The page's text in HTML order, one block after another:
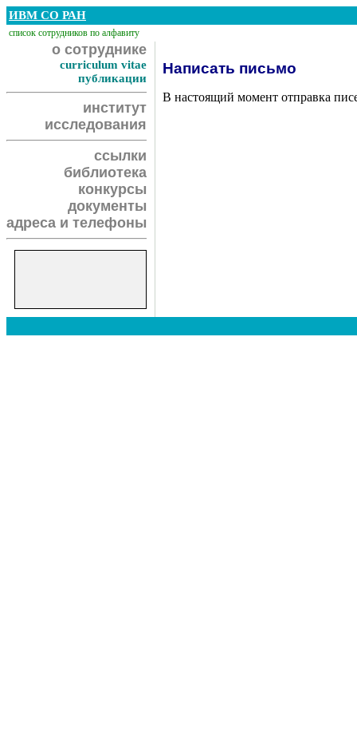
ИВМ СО РАН
список сотрудников по алфавиту
о сотруднике
curriculum vitae
публикации
институт
исследования
ссылки
библиотека
конкурсы
документы
адреса и телефоны
Написать письмо
В настоящий момент отправка